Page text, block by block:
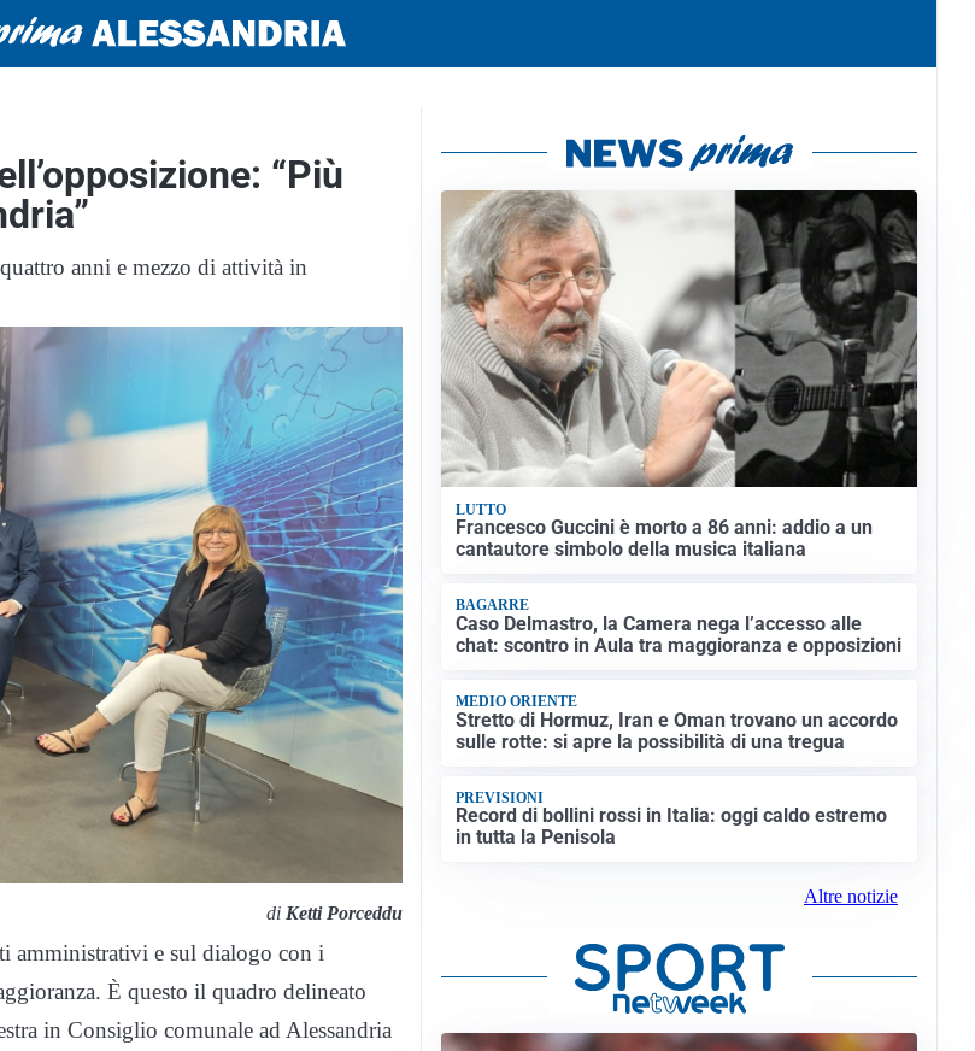
“Più
anni e mezzo di attività in
di Ketti Porceddu
amministrativi e sul dialogo con i
È questo il quadro delineato
in Consiglio comunale ad Alessandria
LUTTO
Francesco Guccini è morto a 86 anni: addio a un
cantautore simbolo della musica italiana
BAGARRE
Caso Delmastro, la Camera nega l’accesso alle
chat: scontro in Aula tra maggioranza e opposizioni
MEDIO ORIENTE
Stretto di Hormuz, Iran e Oman trovano un accordo
sulle rotte: si apre la possibilità di una tregua
PREVISIONI
Record di bollini rossi in Italia: oggi caldo estremo
in tutta la Penisola
Altre notizie